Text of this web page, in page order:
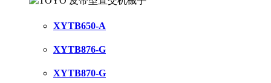
XYTB650-A
XYTB876-G
XYTB870-G